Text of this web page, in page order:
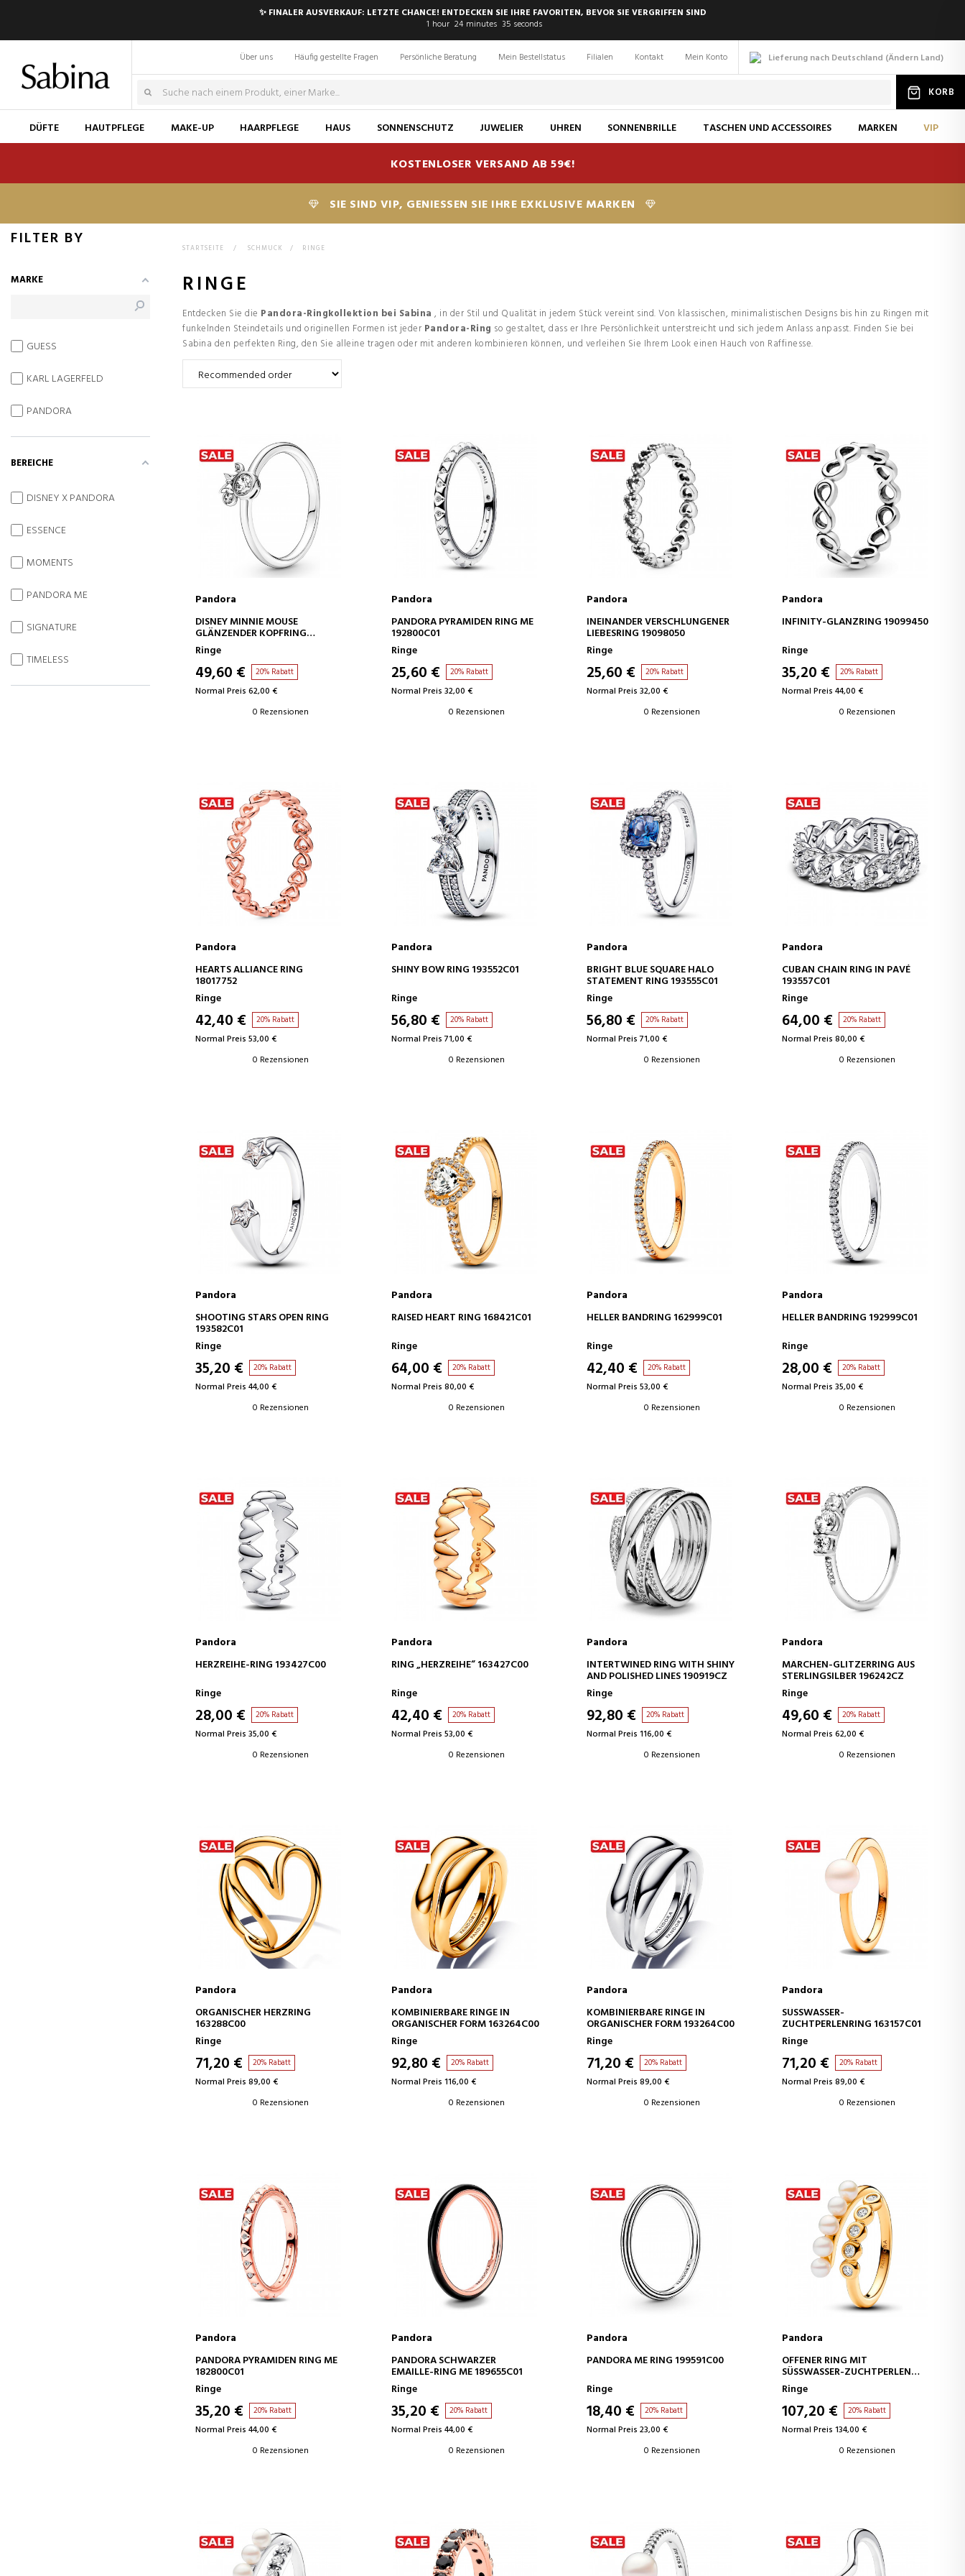
✨ FINALER AUSVERKAUF: LETZTE CHANCE! ENTDECKEN SIE IHRE FAVORITEN, BEVOR SIE VERGRIFFEN SIND
1 hour 24 minutes 34 seconds
Lieferung nach Deutschland (Ändern Land)
Über uns Häufig gestellte Fragen Persönliche Beratung Mein Bestellstatus Filialen Kontakt Mein Konto
KORB
DÜFTE HAUTPFLEGE MAKE-UP HAARPFLEGE HAUS SONNENSCHUTZ JUWELIER UHREN SONNENBRILLE TASCHEN UND ACCESSOIRES MARKEN VIP
KOSTENLOSER VERSAND AB 59€!
SIE SIND VIP, GENIESSEN SIE IHRE EXKLUSIVE MARKEN
STARTSEITE > SCHMUCK > RINGE
RINGE
Entdecken Sie die Pandora-Ringkollektion bei Sabina , in der Stil und Qualität in jedem Stück vereint sind. Von klassischen, minimalistischen Designs bis hin zu Ringen mit
funkelnden Steindetails und originellen Formen ist jeder Pandora-Ring so gestaltet, dass er Ihre Persönlichkeit unterstreicht und sich jedem Anlass anpasst. Finden Sie bei
Sabina den perfekten Ring, den Sie alleine tragen oder mit anderen kombinieren können, und verleihen Sie Ihrem Look einen Hauch von Raffinesse.
IN DEN WARENKORB
Pandora
DISNEY MINNIE MOUSE
GLÄNZENDER KOPFRING
190074C01
Ringe
49,60 € 20% Rabatt
Normal Preis 62,00 €
0 Rezensionen
IN DEN WARENKORB
Pandora
PANDORA PYRAMIDEN RING ME
192800C01
Ringe
25,60 € 20% Rabatt
Normal Preis 32,00 €
0 Rezensionen
IN DEN WARENKORB
Pandora
INEINANDER VERSCHLUNGENER
LIEBESRING 19098050
Ringe
25,60 € 20% Rabatt
Normal Preis 32,00 €
0 Rezensionen
IN DEN WARENKORB
Pandora
INFINITY-GLANZRING 19099450
Ringe
35,20 € 20% Rabatt
Normal Preis 44,00 €
0 Rezensionen
IN DEN WARENKORB
Pandora
HEARTS ALLIANCE RING
18017752
Ringe
42,40 € 20% Rabatt
Normal Preis 53,00 €
0 Rezensionen
IN DEN WARENKORB
Pandora
SHINY BOW RING 193552C01
Ringe
56,80 € 20% Rabatt
Normal Preis 71,00 €
0 Rezensionen
IN DEN WARENKORB
Pandora
BRIGHT BLUE SQUARE HALO
STATEMENT RING 193555C01
Ringe
56,80 € 20% Rabatt
Normal Preis 71,00 €
0 Rezensionen
IN DEN WARENKORB
Pandora
CUBAN CHAIN RING IN PAVÉ
193557C01
Ringe
64,00 € 20% Rabatt
Normal Preis 80,00 €
0 Rezensionen
IN DEN WARENKORB
Pandora
SHOOTING STARS OPEN RING
193582C01
Ringe
35,20 € 20% Rabatt
Normal Preis 44,00 €
0 Rezensionen
IN DEN WARENKORB
Pandora
RAISED HEART RING 168421C01
Ringe
64,00 € 20% Rabatt
Normal Preis 80,00 €
0 Rezensionen
IN DEN WARENKORB
Pandora
HELLER BANDRING 162999C01
Ringe
42,40 € 20% Rabatt
Normal Preis 53,00 €
0 Rezensionen
IN DEN WARENKORB
Pandora
HELLER BANDRING 192999C01
Ringe
28,00 € 20% Rabatt
Normal Preis 35,00 €
0 Rezensionen
IN DEN WARENKORB
Pandora
HERZREIHE-RING 193427C00
Ringe
28,00 € 20% Rabatt
Normal Preis 35,00 €
0 Rezensionen
IN DEN WARENKORB
Pandora
RING „HERZREIHE“ 163427C00
Ringe
42,40 € 20% Rabatt
Normal Preis 53,00 €
0 Rezensionen
IN DEN WARENKORB
Pandora
INTERTWINED RING WITH SHINY
AND POLISHED LINES 190919CZ
Ringe
92,80 € 20% Rabatt
Normal Preis 116,00 €
0 Rezensionen
IN DEN WARENKORB
Pandora
MÄRCHEN-GLITZERRING AUS
STERLINGSILBER 196242CZ
Ringe
49,60 € 20% Rabatt
Normal Preis 62,00 €
0 Rezensionen
IN DEN WARENKORB
Pandora
ORGANISCHER HERZRING
163288C00
Ringe
71,20 € 20% Rabatt
Normal Preis 89,00 €
0 Rezensionen
IN DEN WARENKORB
Pandora
KOMBINIERBARE RINGE IN
ORGANISCHER FORM 163264C00
Ringe
92,80 € 20% Rabatt
Normal Preis 116,00 €
0 Rezensionen
IN DEN WARENKORB
Pandora
KOMBINIERBARE RINGE IN
ORGANISCHER FORM 193264C00
Ringe
71,20 € 20% Rabatt
Normal Preis 89,00 €
0 Rezensionen
IN DEN WARENKORB
Pandora
SÜSSWASSER-Z
UCHTPERLENRING 163157C01
Ringe
71,20 € 20% Rabatt
Normal Preis 89,00 €
0 Rezensionen
IN DEN WARENKORB
Pandora
PANDORA PYRAMIDEN RING ME
182800C01
Ringe
35,20 € 20% Rabatt
Normal Preis 44,00 €
0 Rezensionen
IN DEN WARENKORB
Pandora
PANDORA SCHWARZER
EMAILLE-RING ME 189655C01
Ringe
35,20 € 20% Rabatt
Normal Preis 44,00 €
0 Rezensionen
IN DEN WARENKORB
Pandora
PANDORA ME RING 199591C00
Ringe
18,40 € 20% Rabatt
Normal Preis 23,00 €
0 Rezensionen
IN DEN WARENKORB
Pandora
OFFENER RING MIT
SÜSSWASSER-ZUCHTPERLEN U
ND EDELSTEINEN 163146C01
Ringe
107,20 € 20% Rabatt
Normal Preis 134,00 €
0 Rezensionen
FILTER BY
MARKE
GUESS
KARL LAGERFELD
PANDORA
BEREICHE
DISNEY X PANDORA
ESSENCE
MOMENTS
PANDORA ME
SIGNATURE
TIMELESS